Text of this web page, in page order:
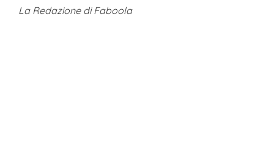
La Redazione di Faboola